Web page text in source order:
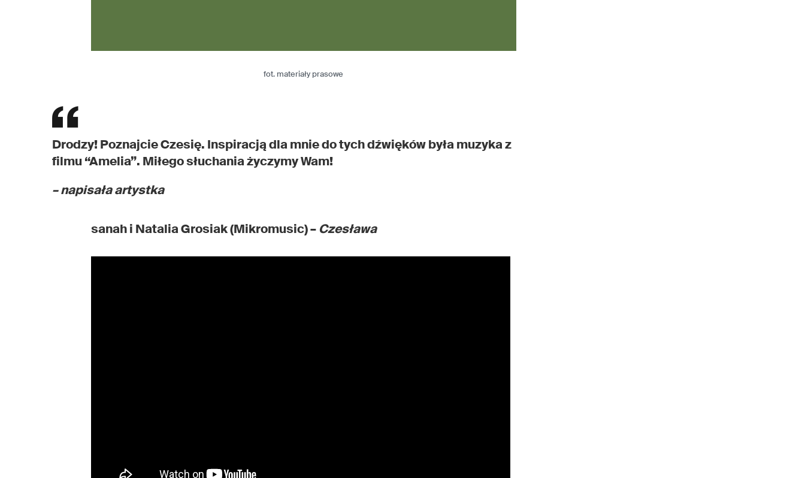
fot. materiały prasowe
Drodzy! Poznajcie Czesię. Inspiracją dla mnie do tych dźwięków była muzyka z
filmu “Amelia”. Miłego słuchania życzymy Wam!
– napisała artystka
sanah i Natalia Grosiak (Mikromusic) – Czesława